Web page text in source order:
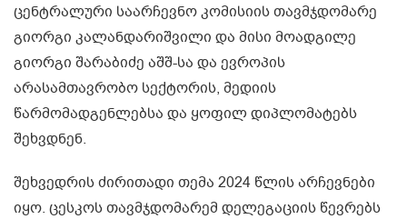
ცენტრალური საარჩევნო კომისიის თავმჯდომარე
გიორგი კალანდარიშვილი და მისი მოადგილე
გიორგი შარაბიძე აშშ-სა და ევროპის
არასამთავრობო სექტორის, მედიის
წარმომადგენლებსა და ყოფილ დიპლომატებს
შეხვდნენ.
შეხვედრის ძირითადი თემა 2024 წლის არჩევნები
იყო. ცესკოს თავმჯდომარემ დელეგაციის წევრებს